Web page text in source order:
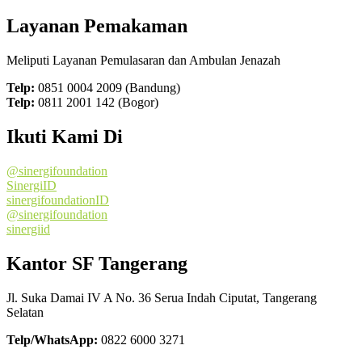
Layanan Pemakaman
Meliputi Layanan Pemulasaran dan Ambulan Jenazah
Telp: 0851 0004 2009 (Bandung)
Telp: 0811 2001 142 (Bogor)
Ikuti Kami Di
@sinergifoundation
SinergiID
sinergifoundationID
@sinergifoundation
sinergiid
Kantor SF Tangerang
Jl. Suka Damai IV A No. 36 Serua Indah Ciputat, Tangerang
Selatan
Telp/WhatsApp: 0822 6000 3271